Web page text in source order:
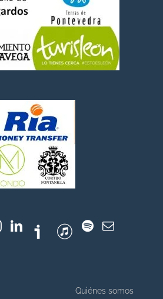
Quiénes somos